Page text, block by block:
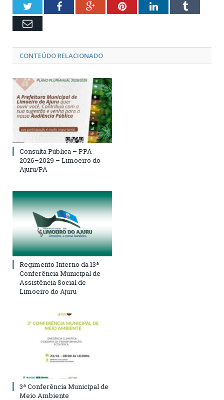
TwitterFacebookGoogle+PinterestLinkedInTumblr
Email
CONTEÚDO RELACIONADO
Consulta Pública – PPA
2026–2029 – Limoeiro do
Ajuru/PA
Regimento Interno da 13ª
Conferência Municipal de
Assistência Social de
Limoeiro do Ajuru
3ª Conferência Municipal de
Meio Ambiente